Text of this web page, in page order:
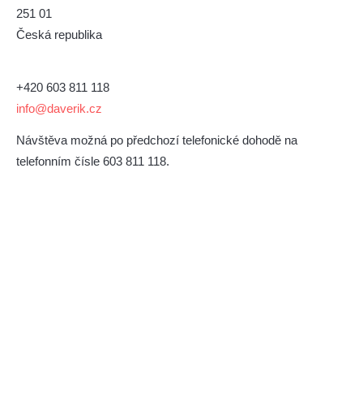
251 01
Česká republika
+420 603 811 118
info@daverik.cz
Návštěva možná po předchozí telefonické dohodě na
telefonním čísle 603 811 118.